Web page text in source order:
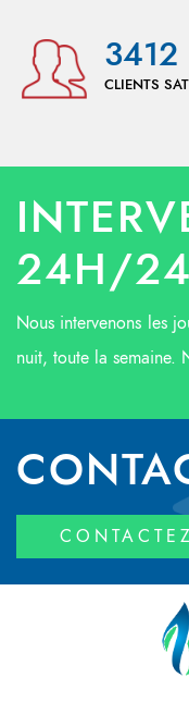
3412
CLIENTS
24H/
Nous intervenons les
nuit, toute la semaine.